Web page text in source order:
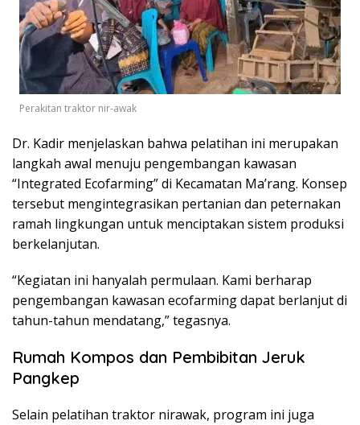
Perakitan traktor nir-awak
Dr. Kadir menjelaskan bahwa pelatihan ini merupakan
langkah awal menuju pengembangan kawasan
“Integrated Ecofarming” di Kecamatan Ma’rang. Konsep
tersebut mengintegrasikan pertanian dan peternakan
ramah lingkungan untuk menciptakan sistem produksi
berkelanjutan.
“Kegiatan ini hanyalah permulaan. Kami berharap
pengembangan kawasan ecofarming dapat berlanjut di
tahun-tahun mendatang,” tegasnya.
Rumah Kompos dan Pembibitan Jeruk
Pangkep
Selain pelatihan traktor nirawak, program ini juga